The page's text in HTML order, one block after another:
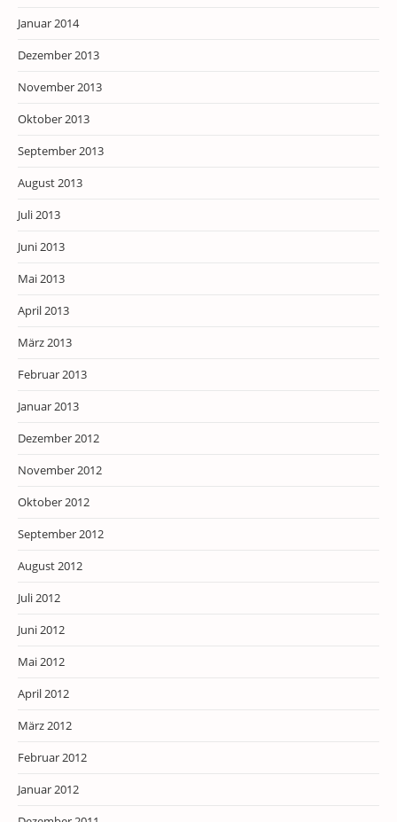
Januar 2014
Dezember 2013
November 2013
Oktober 2013
September 2013
August 2013
Juli 2013
Juni 2013
Mai 2013
April 2013
März 2013
Februar 2013
Januar 2013
Dezember 2012
November 2012
Oktober 2012
September 2012
August 2012
Juli 2012
Juni 2012
Mai 2012
April 2012
März 2012
Februar 2012
Januar 2012